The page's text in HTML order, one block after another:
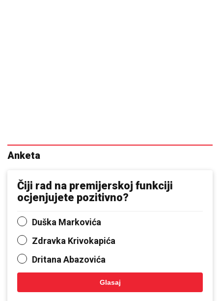
Anketa
Čiji rad na premijerskoj funkciji
ocjenjujete pozitivno?
Duška Markovića
Zdravka Krivokapića
Dritana Abazovića
Glasaj